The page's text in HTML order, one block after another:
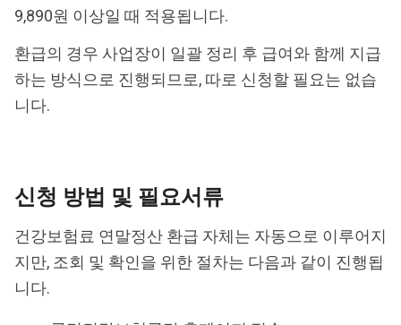
9,890원 이상일 때 적용됩니다.
환급의 경우 사업장이 일괄 정리 후 급여와 함께 지급
하는 방식으로 진행되므로, 따로 신청할 필요는 없습
니다.
신청 방법 및 필요서류
건강보험료 연말정산 환급 자체는 자동으로 이루어지
지만, 조회 및 확인을 위한 절차는 다음과 같이 진행됩
니다.